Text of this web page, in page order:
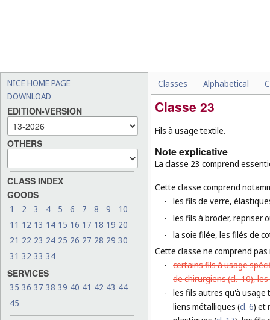
NICE HOME PAGE
DOWNLOAD
EDITION-VERSION
OTHERS
CLASS INDEX
GOODS
1 2 3 4 5 6 7 8 9
10
11 12 13 14 15 16 17 18 19 20
21 22 23 24 25 26 27 28 29 30
31 32 33 34
SERVICES
35 36 37 38 39 40 41 42 43 44
45
Classes Alphabetical
Classe 23
Fils à usage textile.
Note explicative
La classe 23 comprend
Cette classe comprend
- les fils de verre,
- les fils à broder, repriser
- la soie filée, les filés de
Cette classe ne comprend
- certains fils à usage
de chirurgiens (cl. 10),
- les fils autres qu'à usage
liens métalliques (cl. 6) et